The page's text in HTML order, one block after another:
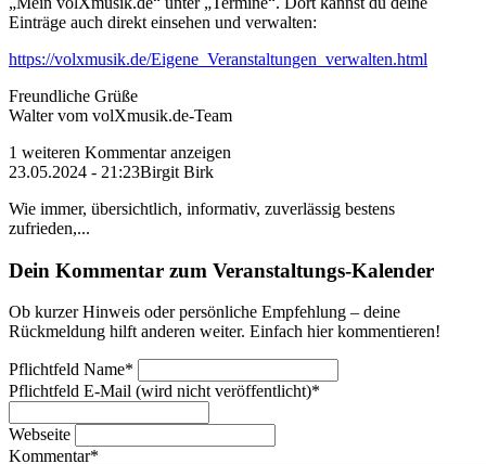
Einträge auch direkt einsehen und verwalten:
https://volxmusik.de/Eigene_Veranstaltungen_verwalten.html
Freundliche Grüße
Walter vom volXmusik.de-Team
1 weiteren Kommentar anzeigen
23.05.2024 - 21:23Birgit Birk
Wie immer, übersichtlich, informativ, zuverlässig bestens
zufrieden,...
Dein Kommentar zum Veranstaltungs-Kalender
Ob kurzer Hinweis oder persönliche Empfehlung – deine
Rückmeldung hilft anderen weiter. Einfach hier kommentieren!
Pflichtfeld Name*
Pflichtfeld E-Mail (wird nicht veröffentlicht)*
Webseite
Kommentar*